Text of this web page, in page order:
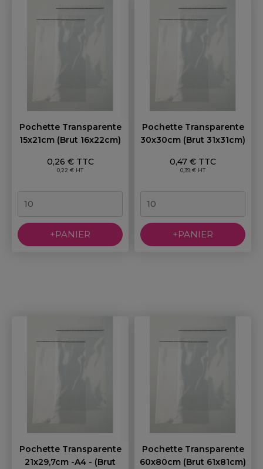
Pochette Transparente
15x21cm (brut 16x22cm)
0,26 € TTC
0,22 € HT
+PANIER
Pochette Transparente
30x30cm (brut 31x31cm)
0,47 € TTC
0,39 € HT
+PANIER
Pochette Transparente
21x29,7cm -A4 - (brut
Pochette Transparente
60x80cm (brut 61x81cm)